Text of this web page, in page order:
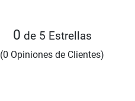
0 de 5 Estrellas
(0 Opiniones de Clientes)